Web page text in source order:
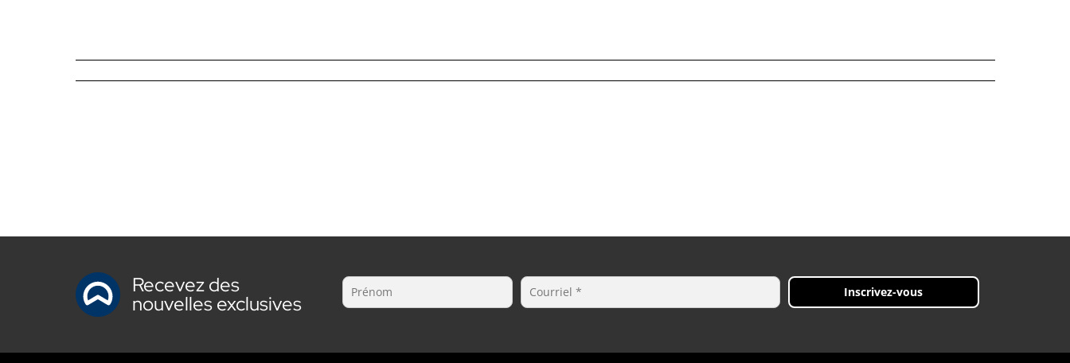
Recevez des
nouvelles exclusives Inscrivez-vous